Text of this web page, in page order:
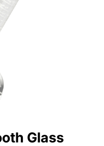
Glass